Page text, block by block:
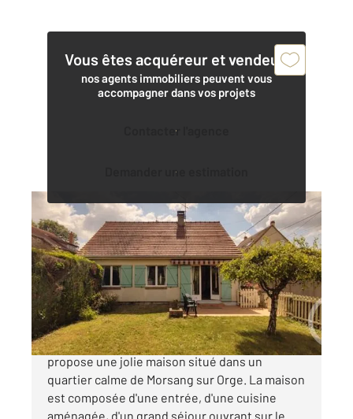
Vous êtes acquéreur et vendeur,
nos agents immobiliers peuvent vous
accompagner dans vos projets
Contacter l'agence
Demander une estimation
MORSANG SUR ORGE 91
110 m , 4 pièces
Ref : 3346
Maison à vendre
324 000 €
Votre Agence Century 21 Viry Plein Cœur vous
propose une jolie maison situé dans un
quartier calme de Morsang sur Orge. La maison
est composée d'une entrée, d'une cuisine
aménagée, d'un grand séjour ouvrant sur le